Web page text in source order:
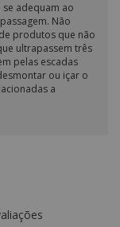
adequam ao
Não
produtos que não
ultrapassem três
pelas escadas
ou içar o
a